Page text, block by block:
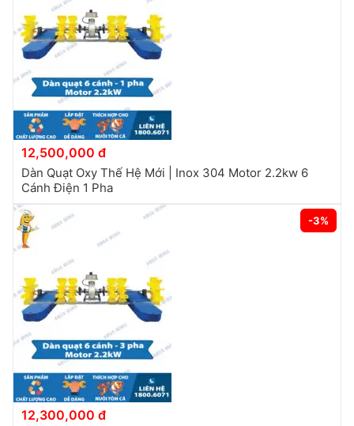
12,500,000 đ
Dàn Quạt Oxy Thế Hệ Mới | Inox 304 Motor 2.2kw 6
Cánh Điện 1 Pha
-3%
12,300,000 đ